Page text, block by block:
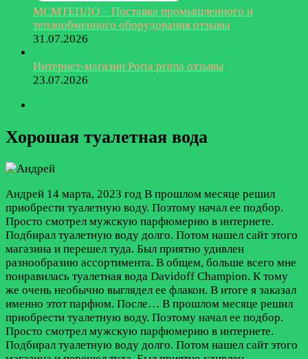
МСМТЕПЛО – Поставка промышленного и
теплообменного оборудования отзывы
31.07.2026
Интернет-магазин Porta prima отзывы
23.07.2026
Хорошая туалетная вода
Андрей 14 марта, 2023 год В прошлом месяце решил
приобрести туалетную воду. Поэтому начал ее подбор.
Просто смотрел мужскую парфюмерию в интернете.
Подбирал туалетную воду долго. Потом нашел сайт этого
магазина и перешел туда. Был приятно удивлен
разнообразию ассортимента. В общем, больше всего мне
понравилась туалетная вода Davidoff Champion. К тому
же очень необычно выглядел ее флакон. В итоге я заказал
именно этот парфюм. После… В прошлом месяце решил
приобрести туалетную воду. Поэтому начал ее подбор.
Просто смотрел мужскую парфюмерию в интернете.
Подбирал туалетную воду долго. Потом нашел сайт этого